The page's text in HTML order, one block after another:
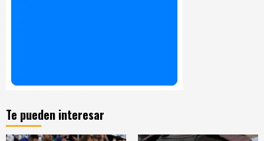
Te pueden interesar